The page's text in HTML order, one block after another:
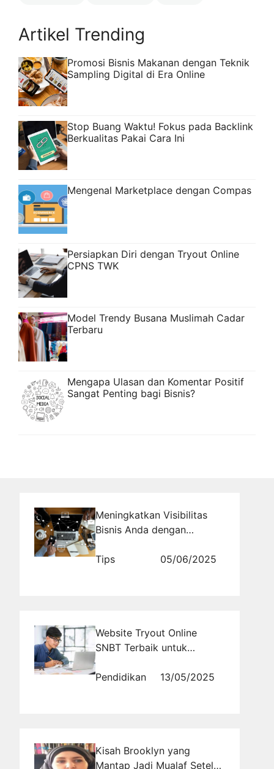
Artikel Trending
Promosi Bisnis Makanan dengan Teknik
Sampling Digital di Era Online
Stop Buang Waktu! Fokus pada Backlink
Berkualitas Pakai Cara Ini
Mengenal Marketplace dengan Compas
Persiapkan Diri dengan Tryout Online
CPNS TWK
Model Trendy Busana Muslimah Cadar
Terbaru
Mengapa Ulasan dan Komentar Positif
Sangat Penting bagi Bisnis?
Meningkatkan Visibilitas
Bisnis Anda dengan
RajaBacklink.com
Tips 05/06/2025
Website Tryout Online
SNBT Terbaik untuk
Efektif dari Nol
Pendidikan 13/05/2025
Kisah Brooklyn yang
Mantap Jadi Mualaf Setelah